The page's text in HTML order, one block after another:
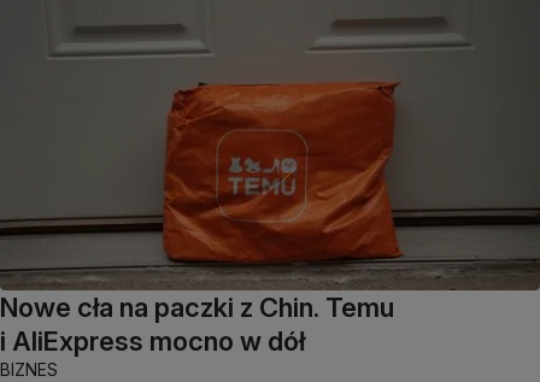
Nowe cła na paczki z Chin. Temu
i AliExpress mocno w dół
BIZNES